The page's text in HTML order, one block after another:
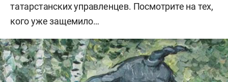
татарстанских управленцев. Посмотрите на тех,
кого уже защемило…